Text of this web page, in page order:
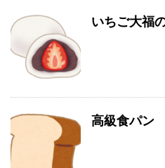
いちご大福
高級食パン